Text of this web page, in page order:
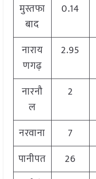
मुस्तफा
बाद
0.14
नाराय
णगढ़
2.95
नारनौ
ल
2
नरवाना 7
पानीपत
26